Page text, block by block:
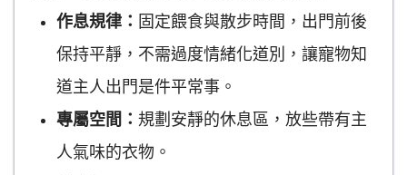
作息規律： 固定餵食與散步時間，出門前後
保持平靜，不需過度情緒化道別，讓寵物知
道主人出門是件平常事。
專屬空間： 規劃安靜的休息區，放些帶有主
人氣味的衣物。